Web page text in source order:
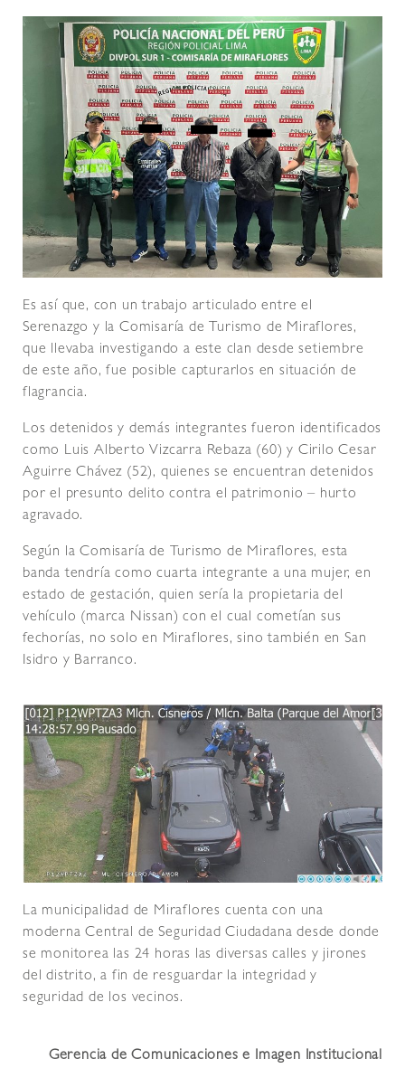
Es así que, con un trabajo articulado entre el
Serenazgo y la Comisaría de Turismo de Miraflores,
que llevaba investigando a este clan desde setiembre
de este año, fue posible capturarlos en situación de
flagrancia.
Los detenidos y demás integrantes fueron identificados
como Luis Alberto Vizcarra Rebaza (60) y Cirilo Cesar
Aguirre Chávez (52), quienes se encuentran detenidos
por el presunto delito contra el patrimonio – hurto
agravado.
Según la Comisaría de Turismo de Miraflores, esta
banda tendría como cuarta integrante a una mujer, en
estado de gestación, quien sería la propietaria del
vehículo (marca Nissan) con el cual cometían sus
fechorías, no solo en Miraflores, sino también en San
Isidro y Barranco.
La municipalidad de Miraflores cuenta con una
moderna Central de Seguridad Ciudadana desde donde
se monitorea las 24 horas las diversas calles y jirones
del distrito, a fin de resguardar la integridad y
seguridad de los vecinos.
Gerencia de Comunicaciones e Imagen Institucional